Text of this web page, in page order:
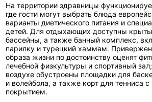
На территории здравницы
где гости могут выбрать блюда
варианты диетического питания и
детей. Для отдыхающих доступны
бассейны, а также банный комплекс,
парилку и турецкий хаммам.
образа жизни по достоинству оценят
лечебной физкультуры и спортивный
воздухе обустроены площадки для
и волейбола, а также корт для тенниса
покрытием.